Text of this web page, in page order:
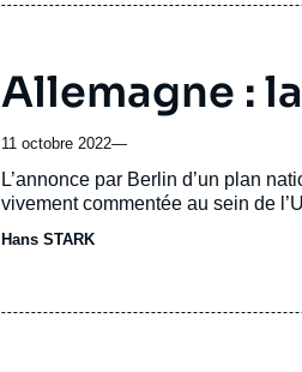
Allemagne :
11 octobre 2022—
Accroche
L’annonce par Berlin d’un plan
vivement commentée au sein de
Hans STARK